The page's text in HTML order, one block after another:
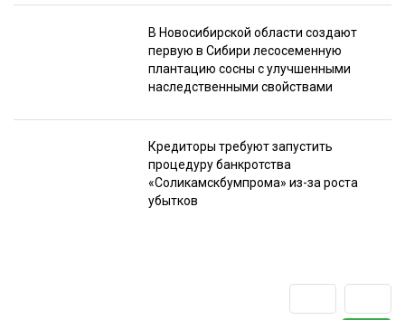
В Новосибирской области создают
первую в Сибири лесосеменную
плантацию сосны с улучшенными
наследственными свойствами
Кредиторы требуют запустить
процедуру банкротства
«Соликамскбумпрома» из-за роста
убытков